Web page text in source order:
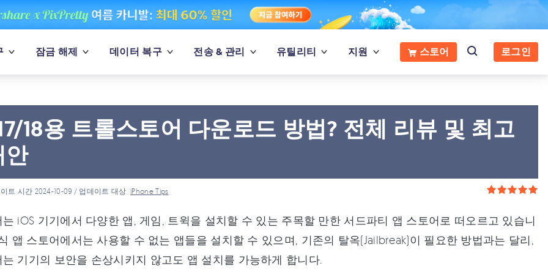
잠금 해제 데이터 복구 전송 & 관리 유틸리티 지원 스토어 로그인
18용 트롤스토어 다운로드 방법? 전체 리뷰 및 최고
안
트 시간 2024-10-09 / 업데이트 대상iPhone Tips
iOS 기기에서 다양한 앱, 게임, 트윅을 설치할 수 있는 주목할 만한 서드파티 앱 스토어로 떠오르고 있습니
앱 스토어에서는 사용할 수 없는 앱들을 설치할 수 있으며, 기존의 탈옥(Jailbreak)이 필요한 방법과는 달리,
기기의 보안을 손상시키지 않고도 앱 설치를 가능하게 합니다.